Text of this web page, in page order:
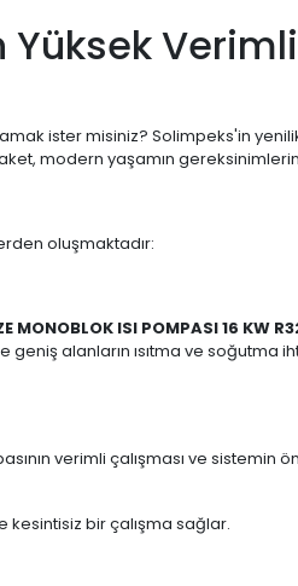
Yüksek
ister misiniz? Solimpeks'in
modern yaşamın
oluşmaktadır:
ISI POMPASI 16 KW
alanların ısıtma ve soğutma
verimli çalışması ve
bir çalışma sağlar.